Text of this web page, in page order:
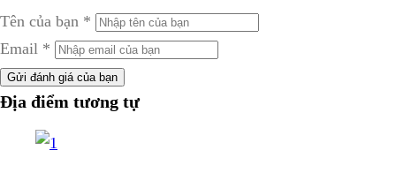
Tên của bạn *
Email *
Gửi đánh giá của bạn
Địa điểm tương tự